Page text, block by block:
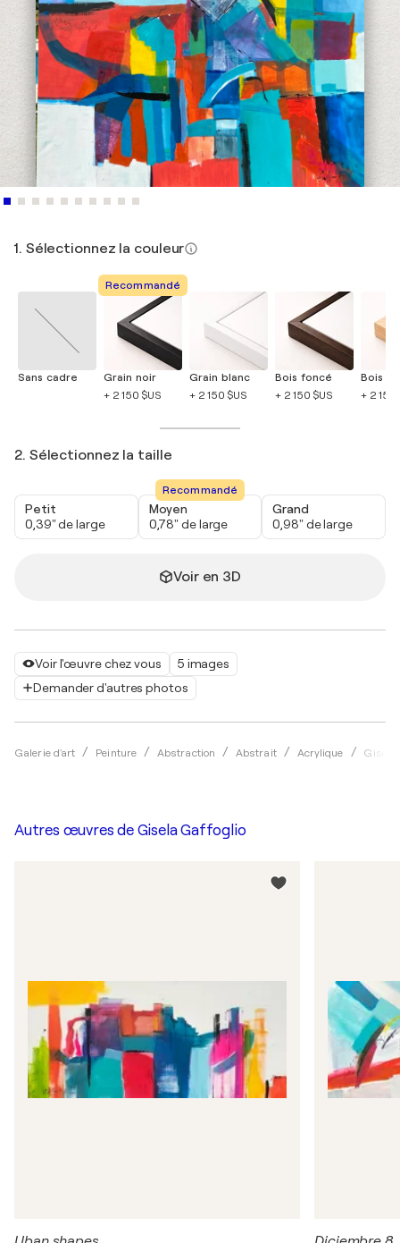
Voir l'œuvre chez vous
5 images
Demander d'autres photos
Galerie d'art Peinture Abstraction Abstrait Acrylique Gisela
1. Sélectionnez la couleur
Sans cadre
Recommandé
Grain noir
+ 2 150 $US
Grain blanc
+ 2 150 $US
Bois foncé
+ 2 150 $US
Bois
+ 2 150
2. Sélectionnez la taille
Petit
0,39" de large
Recommandé
Moyen
0,78" de large
Grand
0,98" de large
Voir en 3D
Autres œuvres de Gisela Gaffoglio